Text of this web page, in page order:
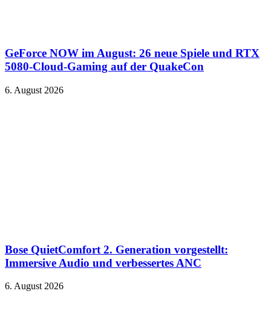
GeForce NOW im August: 26 neue Spiele und RTX
5080-Cloud-Gaming auf der QuakeCon
6. August 2026
Bose QuietComfort 2. Generation vorgestellt:
Immersive Audio und verbessertes ANC
6. August 2026